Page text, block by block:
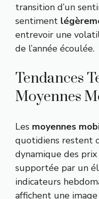
transition d’un
sentiment
entrevoir une
de l’année écoulée.
Tendances
Moyennes
Les moyennes
quotidiens restent
dynamique des
supportée par un
indicateurs
affichent une